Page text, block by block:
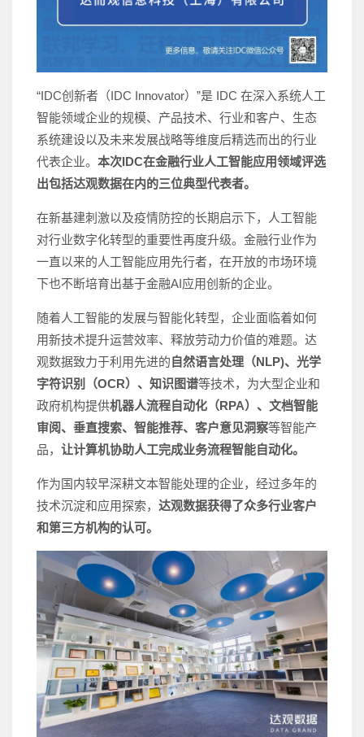
“IDC创新者（IDC Innovator）”是 IDC 在深入系统人工
智能领域企业的规模、产品技术、行业和客户、生态
系统建设以及未来发展战略等维度后精选而出的行业
代表企业。 本次IDC在金融行业人工智能应用领域评选
出包括达观数据在内的三位典型代表者。
在新基建刺激以及疫情防控的长期启示下，人工智能
对行业数字化转型的重要性再度升级。金融行业作为
一直以来的人工智能应用先行者，在开放的市场环境
下也不断培育出基于金融AI应用创新的企业。
随着人工智能的发展与智能化转型，企业面临着如何
用新技术提升运营效率、释放劳动力价值的难题。达
观数据致力于利用先进的自然语言处理（NLP)、光学
字符识别（OCR）、知识图谱等技术，为大型企业和
政府机构提供机器人流程自动化（RPA）、文档智能
审阅、垂直搜索、智能推荐、客户意见洞察等智能产
品， 让计算机协助人工完成业务流程智能自动化。
作为国内较早深耕文本智能处理的企业，经过多年的
技术沉淀和应用探索， 达观数据获得了众多行业客户
和第三方机构的认可。